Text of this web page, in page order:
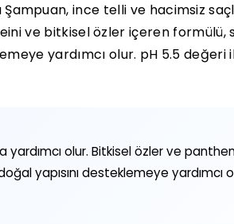
Şampuan, ince telli ve hacimsiz
ve bitkisel özler içeren formülü,
yardımcı olur. pH 5.5
olur. Bitkisel özler ve
yapısını desteklemeye